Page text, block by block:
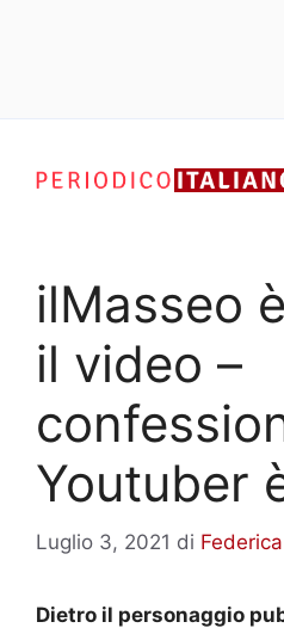
contenuto
ilMasseo
il video –
Youtuber
Luglio 3, 2021 di
Dietro il personaggio